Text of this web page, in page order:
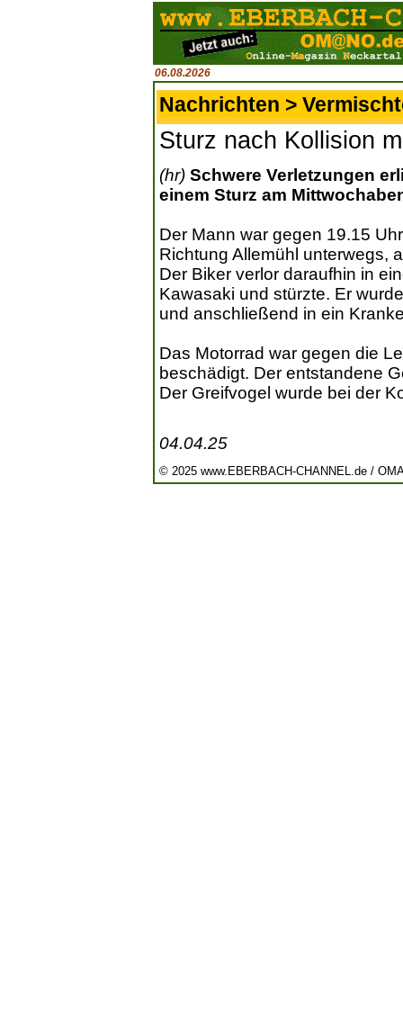
06.08.2026
Nachrichten >
Sturz nach Kollision
(hr) Schwere Verletzungen
einem Sturz am
Der Mann war gegen 19.15
Richtung Allemühl unterwegs,
Der Biker verlor daraufhin in
Kawasaki und stürzte. Er
und anschließend in ein
Das Motorrad war gegen die
beschädigt. Der entstandene
Der Greifvogel wurde bei der
04.04.25
© 2025 www.EBERBACH-CHANNEL.de /